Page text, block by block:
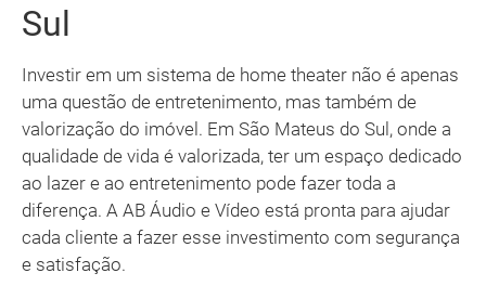
Sul
Investir em um sistema de home theater não é apenas
uma questão de entretenimento, mas também de
valorização do imóvel. Em São Mateus do Sul, onde a
qualidade de vida é valorizada, ter um espaço dedicado
ao lazer e ao entretenimento pode fazer toda a
diferença. A AB Áudio e Vídeo está pronta para ajudar
cada cliente a fazer esse investimento com segurança
e satisfação.